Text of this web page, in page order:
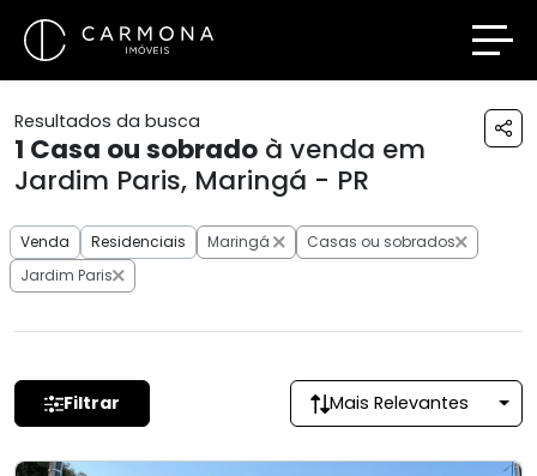
Resultados da busca
1 Casa ou sobrado à venda em
Jardim Paris, Maringá - PR
Venda Residenciais Maringá
Casas ou sobrados
Jardim Paris
Filtrar Mais Relevantes